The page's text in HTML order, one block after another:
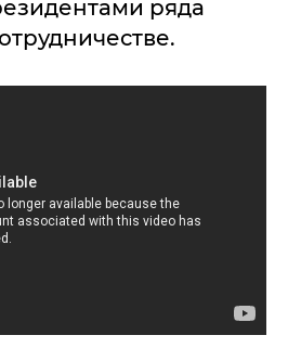
ряда